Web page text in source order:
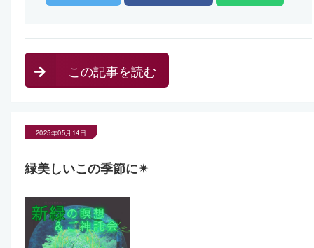
この記事を読む
2025年05月14日
緑美しいこの季節に✴︎